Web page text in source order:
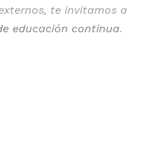
te invitamos a
educación continua.